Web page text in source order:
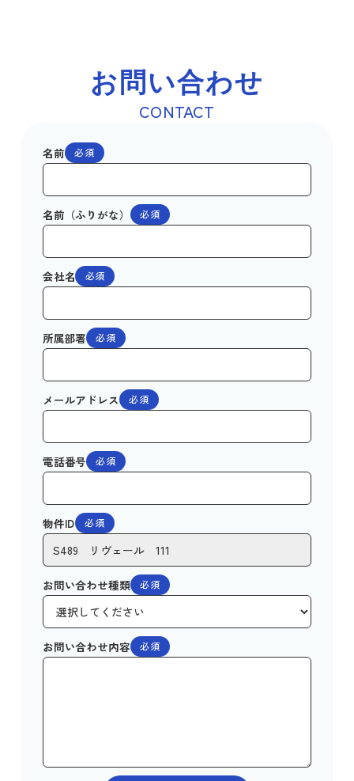
お問い合わせ
CONTACT
名前 必須
名前（ふりがな） 必須
会社名 必須
所属部署 必須
メールアドレス 必須
電話番号 必須
物件ID 必須
お問い合わせ種類 必須
お問い合わせ内容 必須